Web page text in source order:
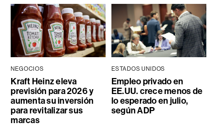
NEGOCIOS
Kraft Heinz eleva
previsión para 2026 y
aumenta su inversión
para revitalizar sus
marcas
ESTADOS UNIDOS
Empleo privado en
EE.UU. crece menos de
lo esperado en julio,
según ADP